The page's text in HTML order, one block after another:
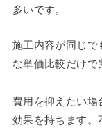
多いです。
施工内容が同じで
な単価比較だけで
費用を抑えたい場
効果を持ちます。